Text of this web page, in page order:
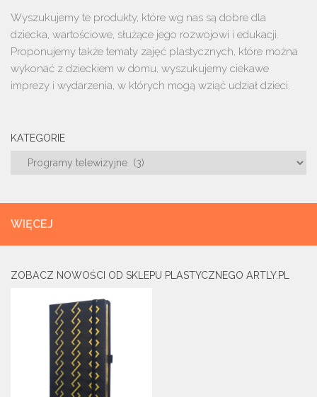
Wyszukujemy te produkty, które wg nas są dobre dla
dziecka, wartościowe, służące jego rozwojowi i edukacji.
Proponujemy także tematy zajęć plastycznych, które można
wykonać z dzieckiem w domu, wyszukujemy ciekawe
imprezy i wydarzenia, w których mogą wziąć udział dzieci.
KATEGORIE
Kategorie
WIĘCEJ
ZOBACZ NOWOŚCI OD SKLEPU PLASTYCZNEGO ARTLY.PL